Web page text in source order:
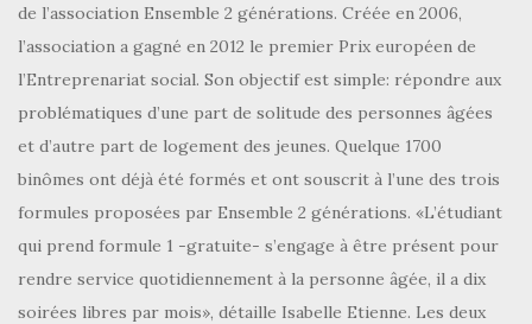
de l’association Ensemble 2 générations. Créée en 2006,
l’association a gagné en 2012 le premier Prix européen de
l’Entreprenariat social. Son objectif est simple: répondre aux
problématiques d’une part de solitude des personnes âgées
et d’autre part de logement des jeunes. Quelque 1700
binômes ont déjà été formés et ont souscrit à l’une des trois
formules proposées par Ensemble 2 générations. «L’étudiant
qui prend formule 1 -gratuite- s’engage à être présent pour
rendre service quotidiennement à la personne âgée, il a dix
soirées libres par mois», détaille Isabelle Etienne. Les deux